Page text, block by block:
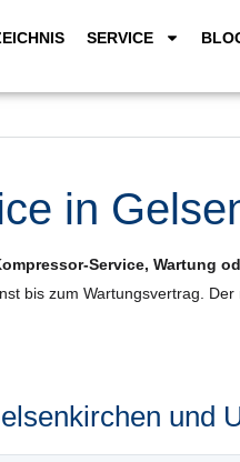
SERVICE
in
Service, Wartung
bis zum Wartungsvertrag. Der
und